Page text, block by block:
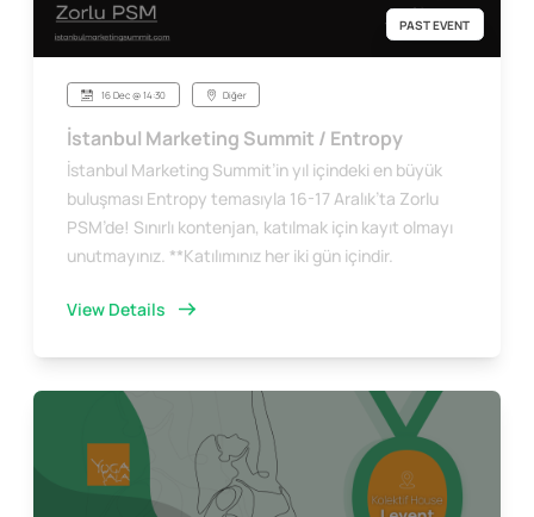
PAST EVENT
16 Dec @ 14:30 Diğer
İstanbul Marketing Summit / Entropy
İstanbul Marketing Summit’in yıl içindeki en büyük
buluşması Entropy temasıyla 16-17 Aralık’ta Zorlu
PSM’de! Sınırlı kontenjan, katılmak için kayıt olmayı
unutmayınız. **Katılımınız her iki gün içindir.
View Details